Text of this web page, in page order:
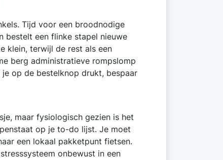
Tijd voor een broodnodige
bestelt een flinke stapel nieuwe
klein, terwijl de rest als een
berg administratieve rompslomp
op de bestelknop drukt, bespaar
maar fysiologisch gezien is het
op je to-do lijst. Je moet
een lokaal pakketpunt fietsen.
onbewust in een